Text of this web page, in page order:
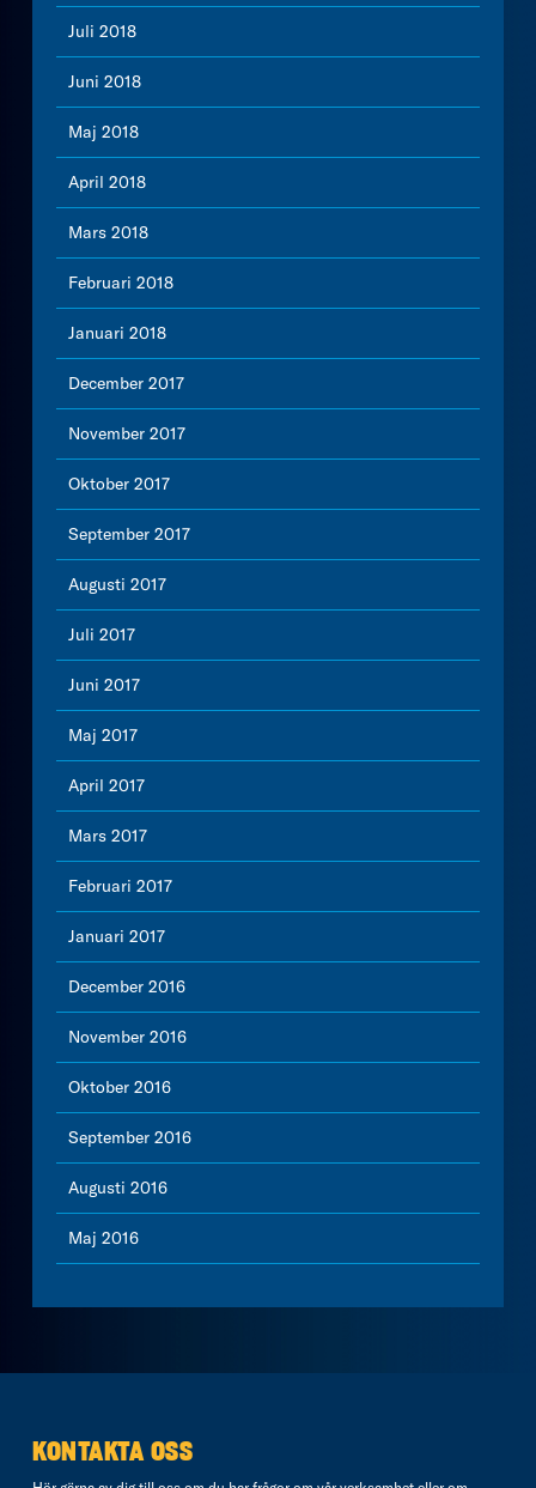
Juli 2018
Juni 2018
Maj 2018
April 2018
Mars 2018
Februari 2018
Januari 2018
December 2017
November 2017
Oktober 2017
September 2017
Augusti 2017
Juli 2017
Juni 2017
Maj 2017
April 2017
Mars 2017
Februari 2017
Januari 2017
December 2016
November 2016
Oktober 2016
September 2016
Augusti 2016
Maj 2016
KONTAKTA OSS